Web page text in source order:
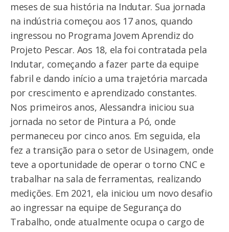
meses de sua história na Indutar. Sua jornada
na indústria começou aos 17 anos, quando
ingressou no Programa Jovem Aprendiz do
Projeto Pescar. Aos 18, ela foi contratada pela
Indutar, começando a fazer parte da equipe
fabril e dando início a uma trajetória marcada
por crescimento e aprendizado constantes.
Nos primeiros anos, Alessandra iniciou sua
jornada no setor de Pintura a Pó, onde
permaneceu por cinco anos. Em seguida, ela
fez a transição para o setor de Usinagem, onde
teve a oportunidade de operar o torno CNC e
trabalhar na sala de ferramentas, realizando
medições. Em 2021, ela iniciou um novo desafio
ao ingressar na equipe de Segurança do
Trabalho, onde atualmente ocupa o cargo de